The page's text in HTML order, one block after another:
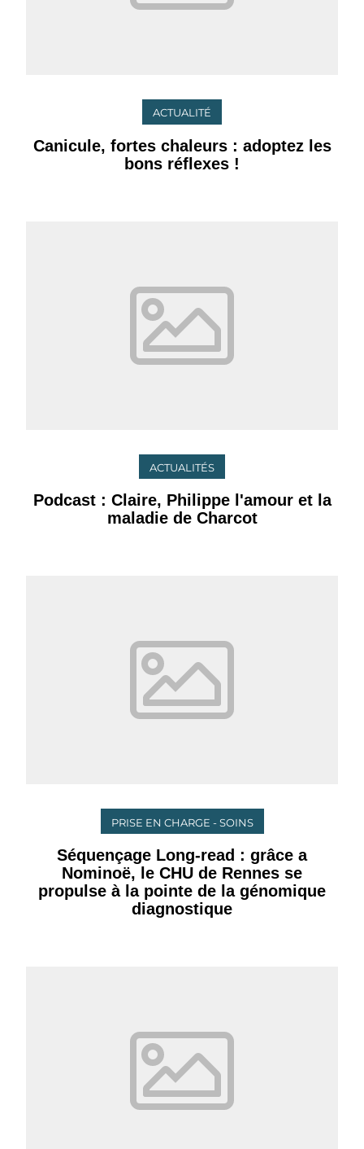
ACTUALITÉ
Canicule, fortes chaleurs : adoptez les
bons réflexes !
ACTUALITÉS
Podcast : Claire, Philippe l'amour et la
maladie de Charcot
PRISE EN CHARGE - SOINS
Séquençage Long-read : grâce a
Nominoë, le CHU de Rennes se
propulse à la pointe de la génomique
diagnostique